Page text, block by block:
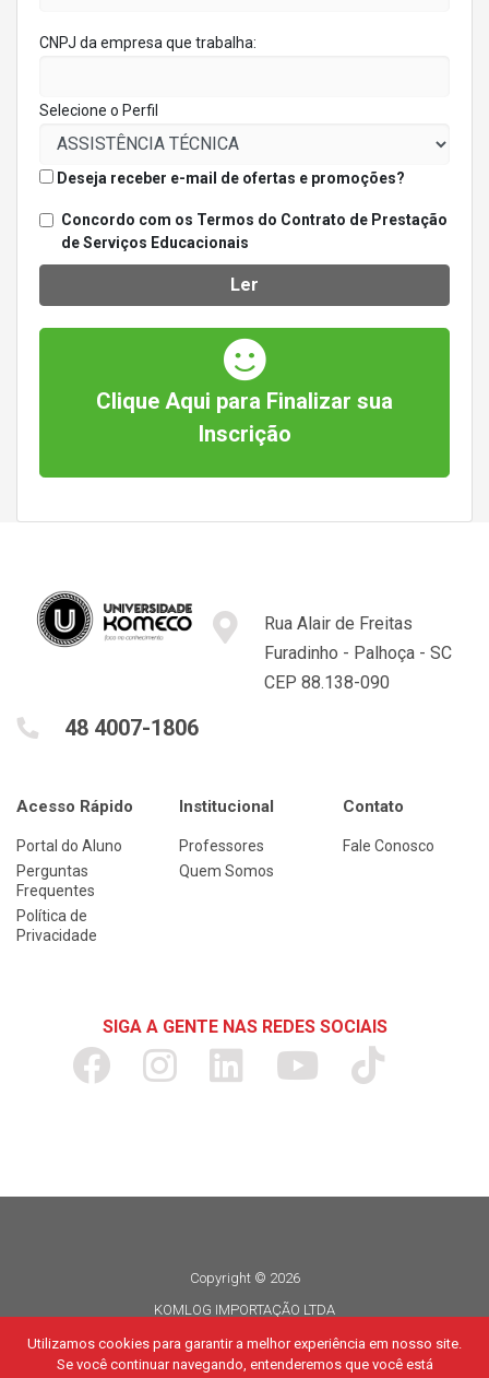
CNPJ da empresa que trabalha:
Selecione o Perfil
Deseja receber e-mail de ofertas e promoções?
Concordo com os Termos do Contrato de Prestação
de Serviços Educacionais
Ler
Clique Aqui para Finalizar sua
Inscrição
Rua Alair de Freitas
Furadinho - Palhoça - SC
CEP 88.138-090
48 4007-1806
Acesso Rápido
Portal do Aluno
Perguntas
Frequentes
Política de
Privacidade
Institucional
Professores
Quem Somos
Contato
Fale Conosco
SIGA A GENTE NAS REDES SOCIAIS
Copyright © 2026
KOMLOG IMPORTAÇÃO LTDA
CNPJ 06.114.935/0015-80
Todos os direitos reservados
Utilizamos cookies para garantir a melhor experiência em nosso site.
Se você continuar navegando, entenderemos que você está